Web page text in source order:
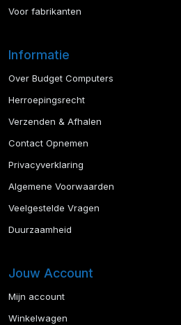
Voor fabrikanten
Informatie
Over Budget Computers
Herroepingsrecht
Verzenden & Afhalen
Contact Opnemen
Privacyverklaring
Algemene Voorwaarden
Veelgestelde Vragen
Duurzaamheid
Jouw Account
Mijn account
Winkelwagen